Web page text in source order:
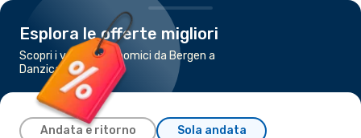
Esplora le offerte migliori
Scopri i voli più economici da Bergen a
Danzica
Andata e ritorno Sola andata